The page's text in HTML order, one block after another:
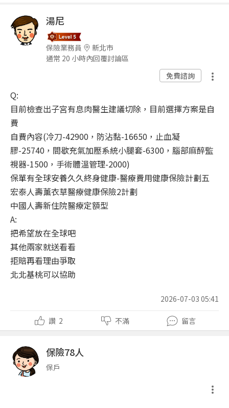
湯尼
保險業務員
新北市
通常 20 小時內回覆討論區
免費諮詢
Q:
目前檢查出子宮有息肉醫生建議切除，目前選擇方案是自
費
自費內容(冷刀-42900，防沾黏-16650，止血凝
膠-25740，間歇充氣加壓系統小腿套-6300，腦部麻醉監
視器-1500，手術體溫管理-2000)
保單有全球安養久久終身健康-醫療費用健康保險計劃五
宏泰人壽薰衣草醫療健康保險2計劃
中國人壽新住院醫療定額型
A:
把希望放在全球吧
其他兩家就送看看
拒賠再看理由爭取
北北基桃可以協助
2026-07-03 05:41
讚 2 不滿 留言
保險78人
保戶